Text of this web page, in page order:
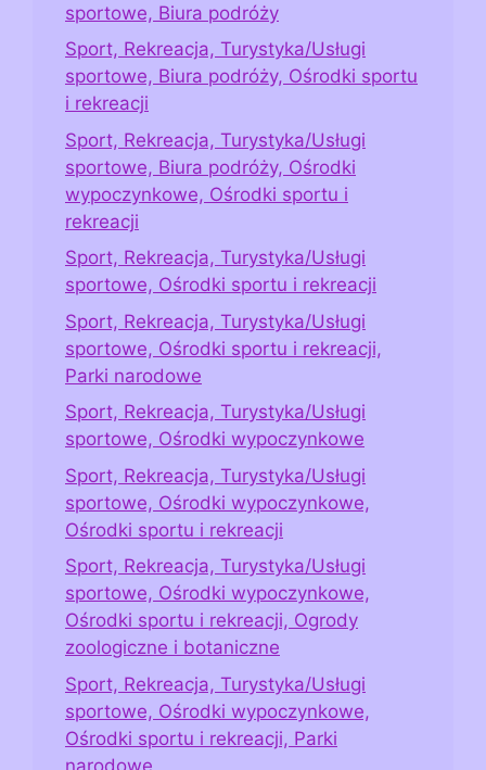
sportowe, Biura podróży
Sport, Rekreacja, Turystyka/Usługi
sportowe, Biura podróży, Ośrodki sportu
i rekreacji
Sport, Rekreacja, Turystyka/Usługi
sportowe, Biura podróży, Ośrodki
wypoczynkowe, Ośrodki sportu i
rekreacji
Sport, Rekreacja, Turystyka/Usługi
sportowe, Ośrodki sportu i rekreacji
Sport, Rekreacja, Turystyka/Usługi
sportowe, Ośrodki sportu i rekreacji,
Parki narodowe
Sport, Rekreacja, Turystyka/Usługi
sportowe, Ośrodki wypoczynkowe
Sport, Rekreacja, Turystyka/Usługi
sportowe, Ośrodki wypoczynkowe,
Ośrodki sportu i rekreacji
Sport, Rekreacja, Turystyka/Usługi
sportowe, Ośrodki wypoczynkowe,
Ośrodki sportu i rekreacji, Ogrody
zoologiczne i botaniczne
Sport, Rekreacja, Turystyka/Usługi
sportowe, Ośrodki wypoczynkowe,
Ośrodki sportu i rekreacji, Parki
narodowe